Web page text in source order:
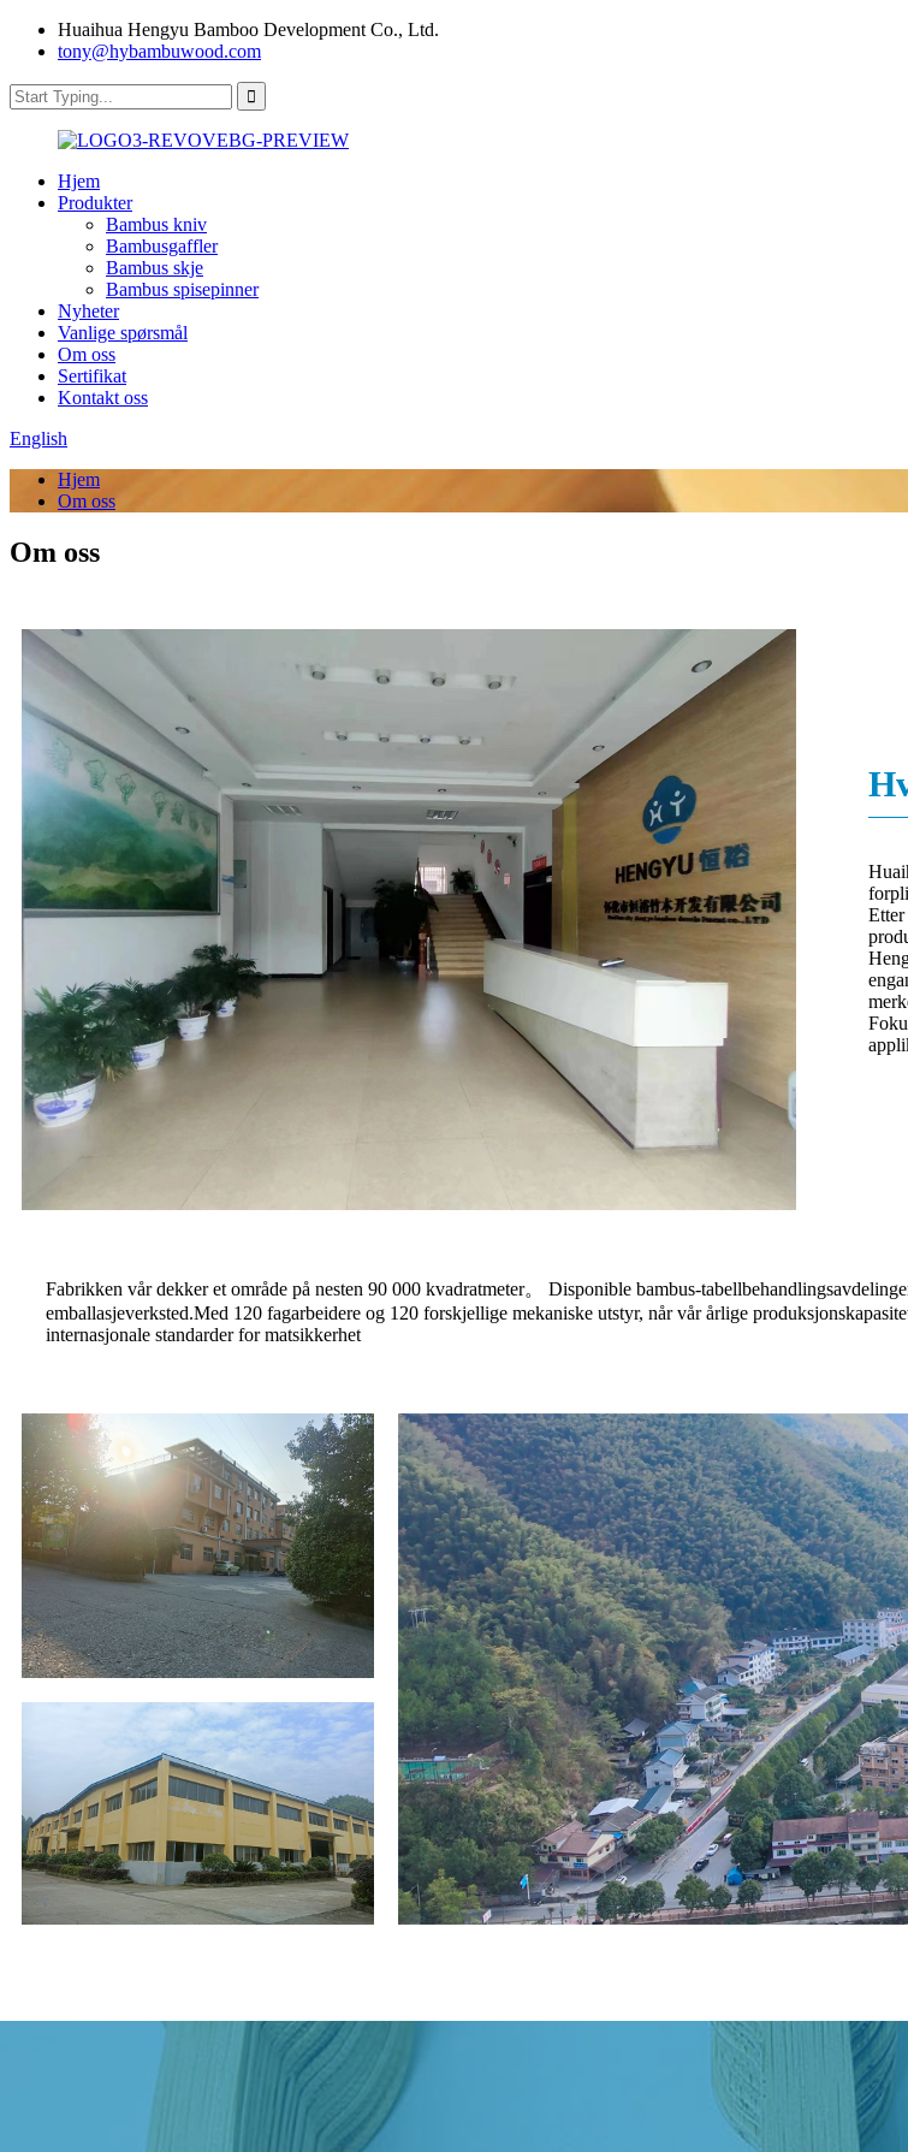
Huaihua Hengyu Bamboo Development Co., Ltd.
tony@hybambuwood.com
Hjem
Produkter
Bambus kniv
Bambusgaffler
Bambus skje
Bambus spisepinner
Nyheter
Vanlige spørsmål
Om oss
Sertifikat
Kontakt oss
English
Hjem
Om oss
Om oss
Fabrikken vår dekker et område på nesten 90 000 kvadratmeter。 Disponible bambus-
emballasjeverksted.Med 120 fagarbeidere og 120 forskjellige mekaniske utstyr, når vår årlige
internasjonale standarder for matsikkerhet